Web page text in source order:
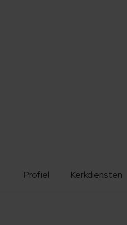
Profiel Kerkdiensten